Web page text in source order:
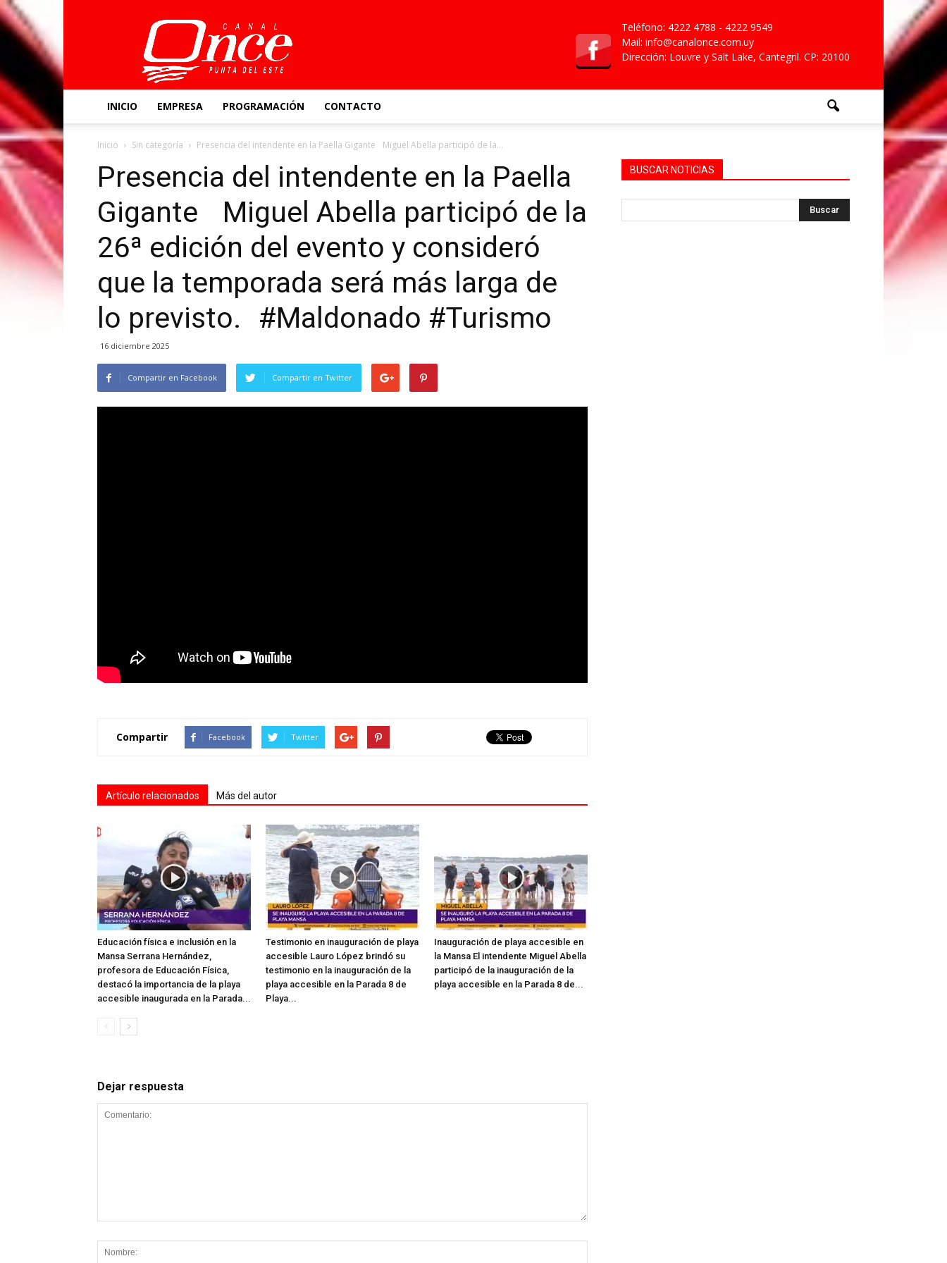
Canal
Once
Teléfono: 4222 4788 - 4222 9549
Mail: info@canalonce.com.uy
Dirección: Louvre y Salt Lake, Cantegril. CP: 20100
INICIO EMPRESA PROGRAMACIÓN CONTACTO
Inicio Sin categoría Presencia del intendente en la Paella Gigante Miguel Abella participó de la...
Presencia del intendente en la Paella
Gigante Miguel Abella participó de la
26ª edición del evento y consideró
que la temporada será más larga de
lo previsto. #Maldonado #Turismo
16 diciembre 2025
Compartir en Facebook Compartir en Twitter
Compartir Facebook Twitter
Artículo relacionados Más del autor
Educación física e inclusión en la
Mansa Serrana Hernández,
profesora de Educación Física,
destacó la importancia de la playa
accesible inaugurada en la Parada...
Testimonio en inauguración de playa
accesible Lauro López brindó su
testimonio en la inauguración de la
playa accesible en la Parada 8 de
Playa...
Inauguración de playa accesible en
la Mansa El intendente Miguel Abella
participó de la inauguración de la
playa accesible en la Parada 8 de...
Dejar respuesta
BUSCAR NOTICIAS